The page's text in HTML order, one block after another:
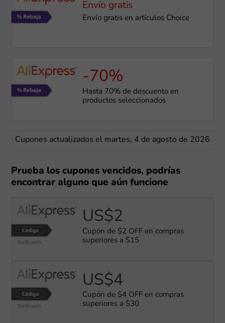
Envío gratis
Envío gratis en artículos Choice
-70%
Hasta 70% de descuento en
productos seleccionados
Cupones actualizados el martes, 4 de agosto de 2026
Prueba los cupones vencidos, podrías
encontrar alguno que aún funcione
US$2
Cupón de $2 OFF en compras
superiores a $15
US$4
Cupón de $4 OFF en compras
superiores a $30